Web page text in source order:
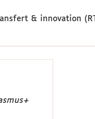
& innovation